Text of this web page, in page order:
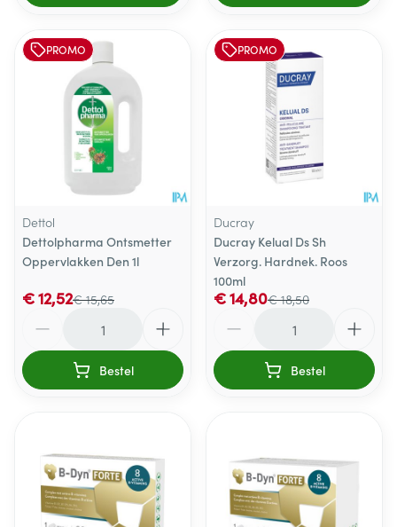
PROMO
Dettol
Dettolpharma Ontsmetter
Oppervlakken Den 1l
€ 15,65
€ 12,52
Bestel
PROMO
Ducray
Ducray Kelual Ds Sh
Verzorg. Hardnek. Roos
100ml
€ 18,50
€ 14,80
Bestel